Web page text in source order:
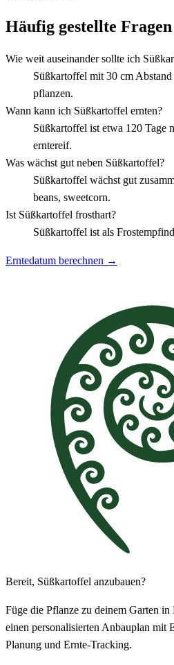
Häufig gestellte Fragen
Wie weit auseinander sollte ich
Süßkartoffel mit 30 cm
pflanzen.
Wann kann ich Süßkartoffel ernten?
Süßkartoffel ist etwa 120 Tage
erntereif.
Was wächst gut neben Süßkartoffel?
Süßkartoffel wächst gut
beans, sweetcorn.
Ist Süßkartoffel frosthart?
Süßkartoffel ist als
Erntedatum berechnen →
Bereit, Süßkartoffel anzubauen?
Füge die Pflanze zu deinem Garten
einen personalisierten Anbauplan mit
Planung und Ernte-Tracking.